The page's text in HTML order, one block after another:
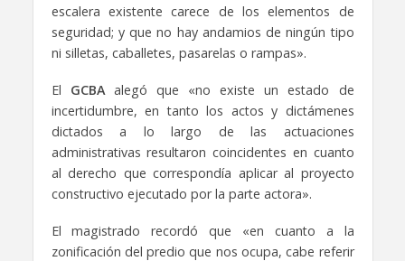
escalera existente carece de los elementos de
seguridad; y que no hay andamios de ningún tipo
ni silletas, caballetes, pasarelas o rampas».
El GCBAalegó que «no existe un estado de
incertidumbre, en tanto los actos y dictámenes
dictados a lo largo de las actuaciones
administrativas resultaron coincidentes en cuanto
al derecho que correspondía aplicar al proyecto
constructivo ejecutado por la parte actora».
El magistrado recordó que «en cuanto a la
zonificación del predio que nos ocupa, cabe referir